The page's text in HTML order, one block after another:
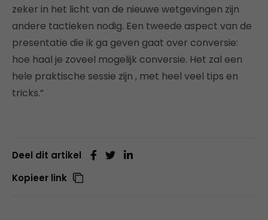
zeker in het licht van de nieuwe wetgevingen zijn
andere tactieken nodig. Een tweede aspect van de
presentatie die ik ga geven gaat over conversie:
hoe haal je zoveel mogelijk conversie. Het zal een
hele praktische sessie zijn , met heel veel tips en
tricks.”
Deel dit artikel
Kopieer link